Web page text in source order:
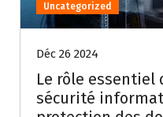
Uncategorized
Déc 26 2024
Le rôle essentiel
sécurité